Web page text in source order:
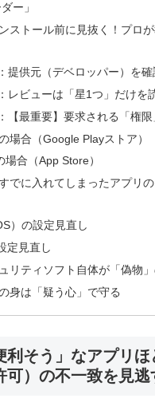
ー」
ストール前に見抜く！プロ
提供元（デベロッパー）を確
レビューは「星1つ」だけを
【最重要】要求される「権限
場合（Google Playストア）
場合（App Store）
でに入れてしまったアプリの
）の設定見直し
定見直し
リティソフト自体が「偽物
身は「疑う心」で守る
利そう」なアプリ
可）の不一致を見逃